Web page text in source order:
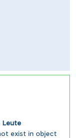
Leute
exist in object